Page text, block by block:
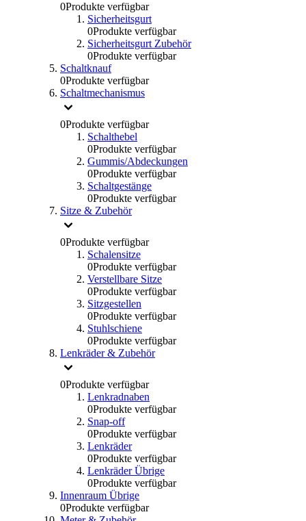
0Produkte verfügbar
Sicherheitsgurt
0Produkte verfügbar
Sicherheitsgurt Zubehör
0Produkte verfügbar
Schaltknauf
0Produkte verfügbar
Schaltmechanismus
0Produkte verfügbar
Schalthebel
0Produkte verfügbar
Gummis/Abdeckungen
0Produkte verfügbar
Schaltgestänge
0Produkte verfügbar
Sitze & Zubehör
0Produkte verfügbar
Schalensitze
0Produkte verfügbar
Verstellbare Sitze
0Produkte verfügbar
Sitzgestellen
0Produkte verfügbar
Stuhlschiene
0Produkte verfügbar
Lenkräder & Zubehör
0Produkte verfügbar
Lenkradnaben
0Produkte verfügbar
Snap-off
0Produkte verfügbar
Lenkräder
0Produkte verfügbar
Lenkräder Übrige
0Produkte verfügbar
Innenraum Übrige
0Produkte verfügbar